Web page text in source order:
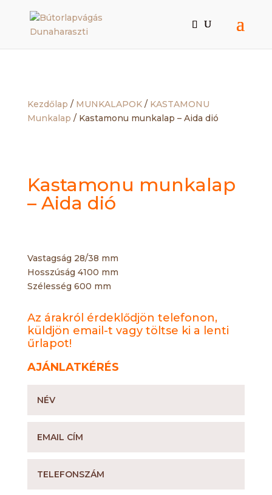
Kezdőlap / MUNKALAPOK/ KASTAMONU
Munkalap / Kastamonu munkalap – Aida dió
Kastamonu munkalap
– Aida dió
Vastagság 28/38 mm
Hosszúság 4100 mm
Szélesség 600 mm
Az árakról érdeklődjön telefonon,
küldjön email-t vagy töltse ki a lenti
űrlapot!
AJÁNLATKÉRÉS